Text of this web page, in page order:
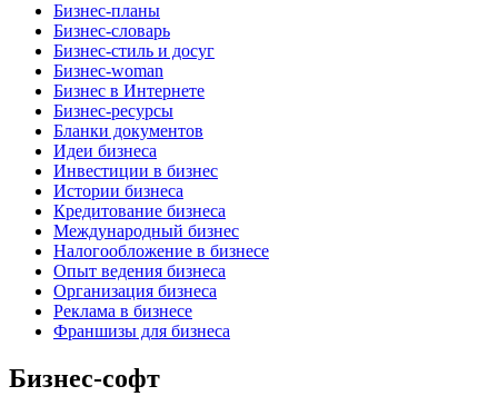
Бизнес-планы
Бизнес-словарь
Бизнес-стиль и досуг
Бизнес-woman
Бизнес в Интернете
Бизнес-ресурсы
Бланки документов
Идеи бизнеса
Инвестиции в бизнес
Истории бизнеса
Кредитование бизнеса
Международный бизнес
Налогообложение в бизнесе
Опыт ведения бизнеса
Организация бизнеса
Реклама в бизнесе
Франшизы для бизнеса
Бизнес-софт